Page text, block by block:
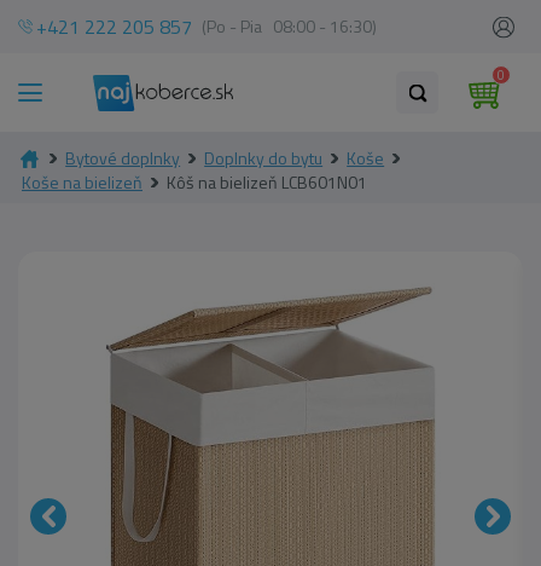
+421 222 205 857 (Po - Pia 08:00 - 16:30)
0
Bytové doplnky Doplnky do bytu
Koše
Koše na bielizeň
Kôš na bielizeň LCB601N01